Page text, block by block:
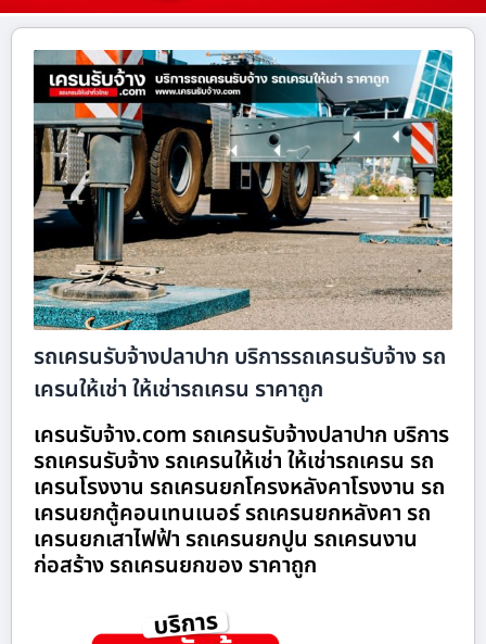
รถเครนรับจ้างปลาปาก บริการรถเครนรับจ้าง รถ
เครนให้เช่า ให้เช่ารถเครน ราคาถูก
เครนรับจ้าง.com รถเครนรับจ้างปลาปาก บริการ
รถเครนรับจ้าง รถเครนให้เช่า ให้เช่ารถเครน รถ
เครนโรงงาน รถเครนยกโครงหลังคาโรงงาน รถ
เครนยกตู้คอนเทนเนอร์ รถเครนยกหลังคา รถ
เครนยกเสาไฟฟ้า รถเครนยกปูน รถเครนงาน
ก่อสร้าง รถเครนยกของ ราคาถูก